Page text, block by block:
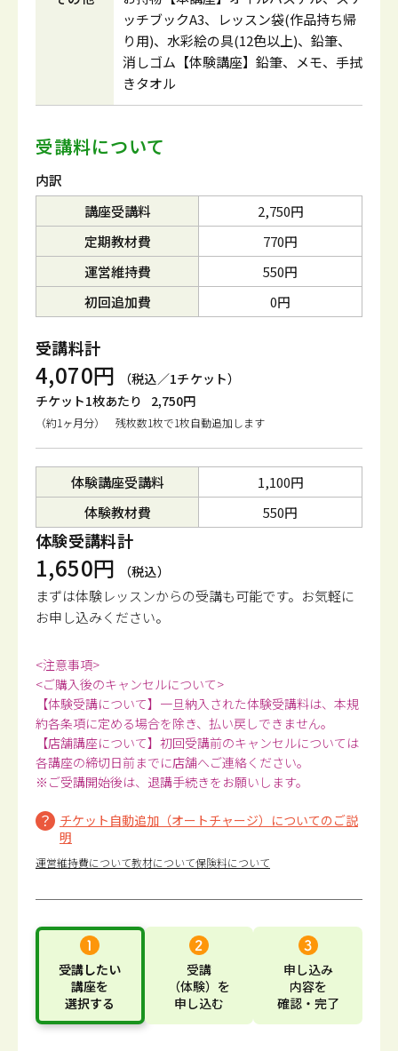
ッチブックA3、レッスン袋(作品持ち帰
り用)、水彩絵の具(12色以上)、鉛筆、
消しゴム【体験講座】鉛筆、メモ、手拭
きタオル
受講料について
内訳
講座受講料
2,750円
定期教材費
770円
運営維持費
550円
初回追加費
0円
受講料計
4,070円
（税込／1チケット）
チケット1枚あたり
2,750円
（約1ヶ月分） 残枚数1枚で1枚自動追加します
体験講座受講料
1,100円
体験教材費
550円
体験受講料計
1,650円 （税込）
まずは体験レッスンからの受講も可能です。 お気軽に
お申し込みください。
<注意事項>
<ご購入後のキャンセルについて>
【体験受講について】一旦納入された体験受講料は、本規
約各条項に定める場合を除き、払い戻しできません。
【店舗講座について】初回受講前のキャンセルについては
各講座の締切日前までに店舗へご連絡ください。
※ご受講開始後は、退講手続きをお願いします。
チケット自動追加（オートチャージ）についてのご説
明
運営維持費について教材について保険料について
受講したい
講座を
選択する
受講
（体験） を
申し込む
申し込み
内容を
確認・完了